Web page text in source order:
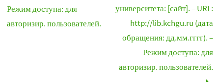
Режим доступа: для
авторизир. пользователей.
университета: [сайт]. – URL:
http://lib.kchgu.ru (дата
обращения: дд.мм.гггг). –
Режим доступа: для
авторизир. пользователей.